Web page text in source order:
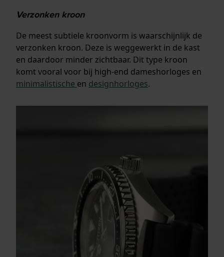
Verzonken kroon
De meest subtiele kroonvorm is waarschijnlijk de
verzonken kroon. Deze is weggewerkt in de kast
en daardoor minder zichtbaar. Dit type kroon
komt vooral voor bij high-end dameshorloges en
minimalistische en designhorloges.